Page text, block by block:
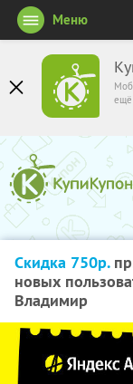
ещё
Меню
Скидка 750р.
новых
Владимир